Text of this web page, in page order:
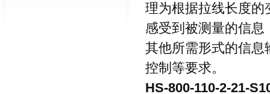
理为根据拉线长度的
感受到被测量的信
其他所需形式的信息
控制等要求。
HS-800-110-2-21-